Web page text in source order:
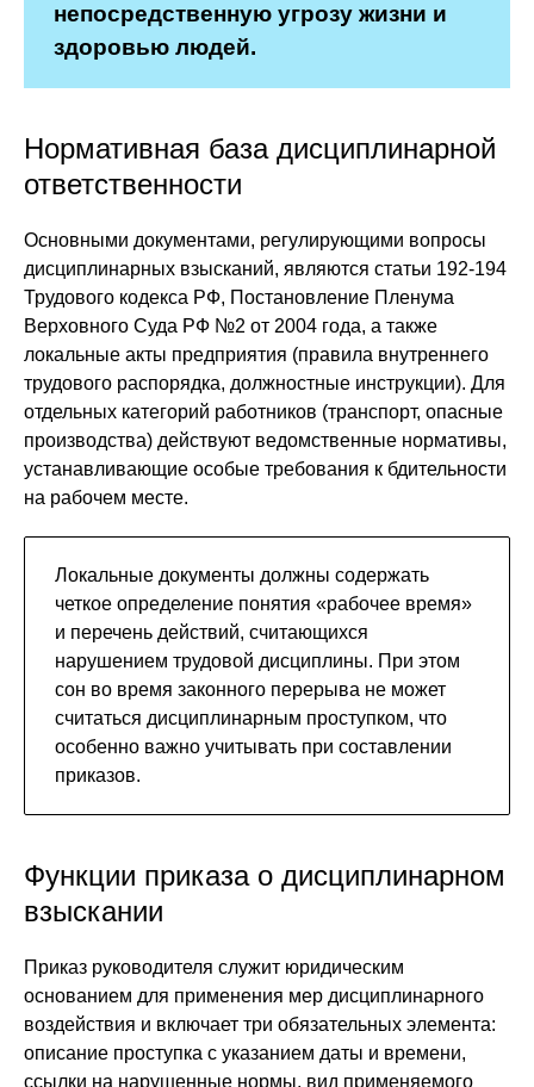
непосредственную угрозу жизни и
здоровью людей.
Нормативная база дисциплинарной
ответственности
Основными документами, регулирующими вопросы
дисциплинарных взысканий, являются статьи 192-194
Трудового кодекса РФ, Постановление Пленума
Верховного Суда РФ №2 от 2004 года, а также
локальные акты предприятия (правила внутреннего
трудового распорядка, должностные инструкции). Для
отдельных категорий работников (транспорт, опасные
производства) действуют ведомственные нормативы,
устанавливающие особые требования к бдительности
на рабочем месте.
Локальные документы должны содержать
четкое определение понятия «рабочее время»
и перечень действий, считающихся
нарушением трудовой дисциплины. При этом
сон во время законного перерыва не может
считаться дисциплинарным проступком, что
особенно важно учитывать при составлении
приказов.
Функции приказа о дисциплинарном
взыскании
Приказ руководителя служит юридическим
основанием для применения мер дисциплинарного
воздействия и включает три обязательных элемента:
описание проступка с указанием даты и времени,
ссылки на нарушенные нормы, вид применяемого